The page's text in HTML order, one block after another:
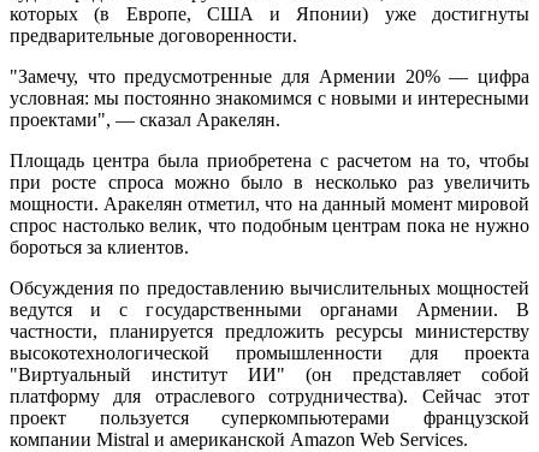
которых (в Европе, США и Японии) уже достигнуты
предварительные договоренности.
"Замечу, что предусмотренные для Армении 20% — цифра
условная: мы постоянно знакомимся с новыми и интересными
проектами", — сказал Аракелян.
Площадь центра была приобретена с расчетом на то, чтобы
при росте спроса можно было в несколько раз увеличить
мощности. Аракелян отметил, что на данный момент мировой
спрос настолько велик, что подобным центрам пока не нужно
бороться за клиентов.
Обсуждения по предоставлению вычислительных мощностей
ведутся и с государственными органами Армении. В
частности, планируется предложить ресурсы министерству
высокотехнологической промышленности для проекта
"Виртуальный институт ИИ" (он представляет собой
платформу для отраслевого сотрудничества). Сейчас этот
проект пользуется суперкомпьютерами французской
компании Mistral и американской Amazon Web Services.